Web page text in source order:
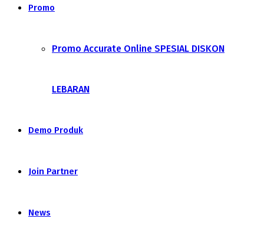
Promo
Promo Accurate Online SPESIAL DISKON
LEBARAN
Demo Produk
Join Partner
News